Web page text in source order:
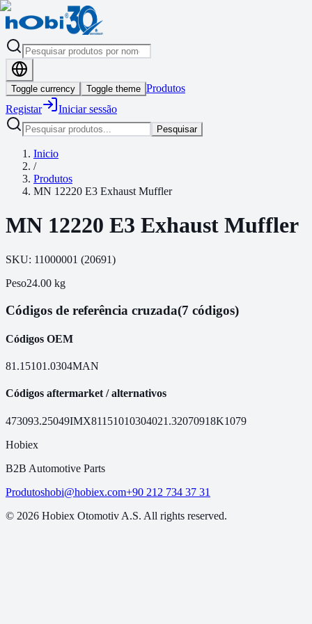
Toggle currency Toggle theme Produtos
Registar
Iniciar sessão
Pesquisar
Inicio
/
Produtos
MN 12220 E3 Exhaust Muffler
MN 12220 E3 Exhaust Muffler
SKU: 11000001 (20691)
Peso24.00 kg
Códigos de referência cruzada(7 códigos)
Códigos OEM
81.15101.0304MAN
Códigos aftermarket / alternativos
473093.25049IMX81151010304021.32070918K1079
Hobiex
B2B Automotive Parts
Produtoshobi@hobiex.com+90 212 734 37 31
© 2026 Hobiex Otomotiv A.S. All rights reserved.